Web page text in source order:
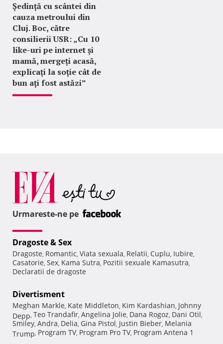
Ședință cu scântei din
cauza metroului din
Cluj. Boc, către
consilierii USR: „Cu 10
like-uri pe internet și
mamă, mergeți acasă,
explicați la soție cât de
bun ați fost astăzi”
Urmareste-ne pe
Dragoste & Sex
Dragoste, Romantic, Viata sexuala, Relatii, Cuplu, Iubire,
Casatorie, Sex, Kama Sutra, Pozitii sexuale Kamasutra,
Declaratii de dragoste
Divertisment
Meghan Markle, Kate Middleton, Kim Kardashian, Johnny
Depp, Teo Trandafir, Angelina Jolie, Dana Rogoz, Dani Otil,
Smiley, Andra, Delia, Gina Pistol, Justin Bieber, Melania
Trump, Program TV, Program Pro TV, Program Antena 1